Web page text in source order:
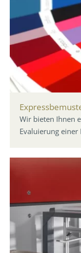
Wir bieten Ihnen
Evaluierung einer